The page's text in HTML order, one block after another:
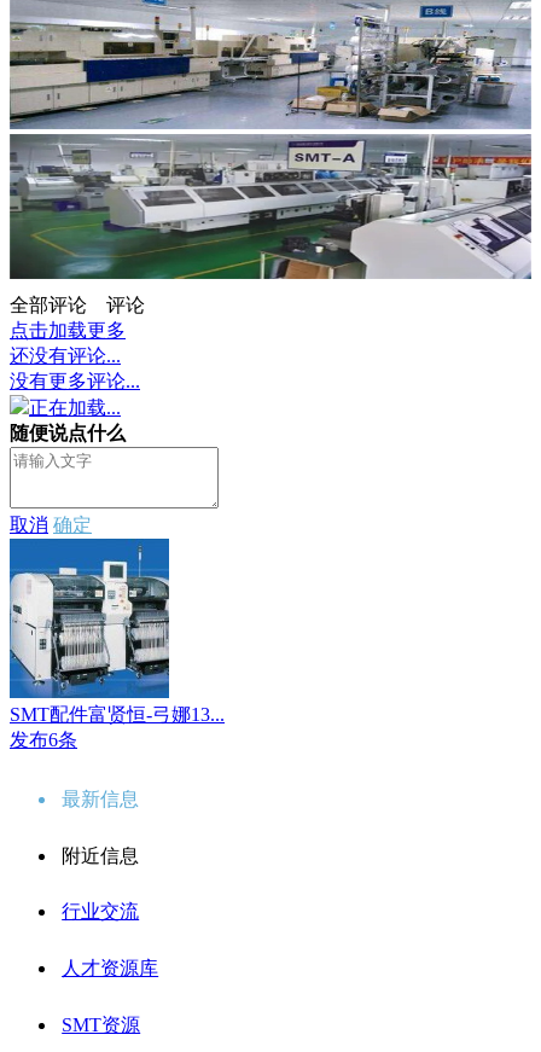
全部评论
评论
点击加载更多
还没有评论...
没有更多评论...
正在加载...
随便说点什么
取消 确定
SMT配件富贤恒-弓娜13...
发布6条
最新信息
附近信息
行业交流
人才资源库
SMT资源